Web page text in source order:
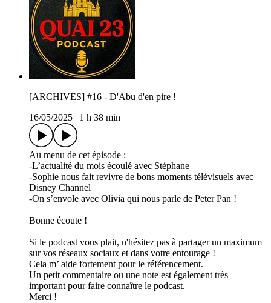
[ARCHIVES] #16 - D'Abu d'en pire !
16/05/2025
1 h 38 min
Au menu de cet épisode :
-L’actualité du mois écoulé avec Stéphane
-Sophie nous fait revivre de bons moments télévisuels avec
Disney Channel
-On s’envole avec Olivia qui nous parle de Peter Pan !
Bonne écoute !
Si le podcast vous plait, n'hésitez pas à partager un maximum
sur vos réseaux sociaux et dans votre entourage !
Cela m’ aide fortement pour le référencement.
Un petit commentaire ou une note est également très
important pour faire connaître le podcast.
Merci !